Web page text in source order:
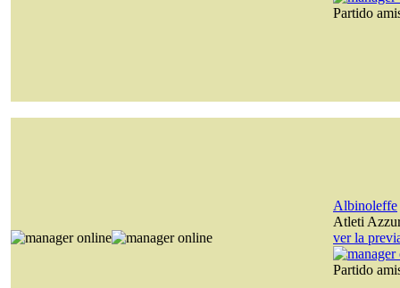
Partido
Albinoleffe
Atleti
ver la
Partido